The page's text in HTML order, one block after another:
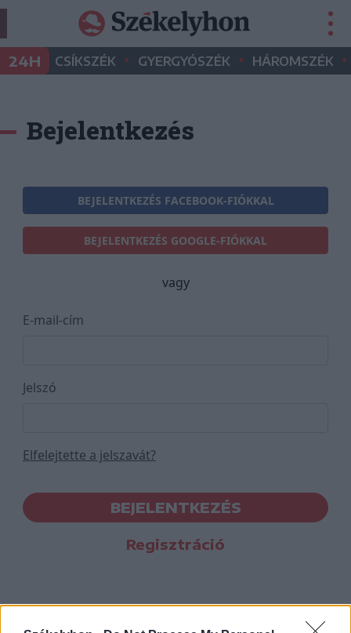
24H CSÍKSZÉK • GYERGYÓSZÉK • HÁROMSZÉK •
Bejelentkezés
BEJELENTKEZÉS FACEBOOK-FIÓKKAL
BEJELENTKEZÉS GOOGLE-FIÓKKAL
vagy
E-mail-cím
Jelszó
Elfelejtette a jelszavát?
BEJELENTKEZÉS
Regisztráció